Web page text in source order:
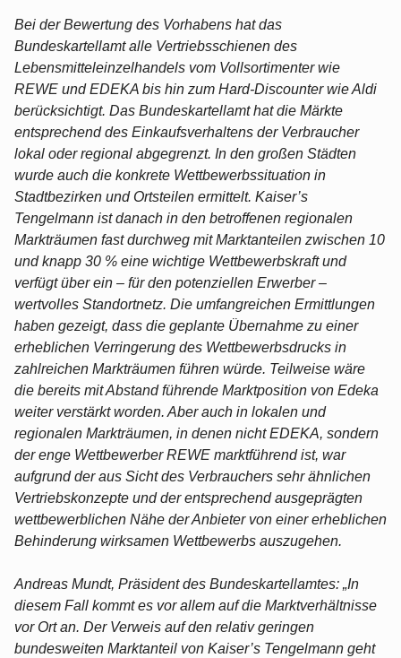
Bei der Bewertung des Vorhabens hat das
Bundeskartellamt alle Vertriebsschienen des
Lebensmitteleinzelhandels vom Vollsortimenter wie
REWE und EDEKA bis hin zum Hard-Discounter wie Aldi
berücksichtigt. Das Bundeskartellamt hat die Märkte
entsprechend des Einkaufsverhaltens der Verbraucher
lokal oder regional abgegrenzt. In den großen Städten
wurde auch die konkrete Wettbewerbssituation in
Stadtbezirken und Ortsteilen ermittelt. Kaiser’s
Tengelmann ist danach in den betroffenen regionalen
Markträumen fast durchweg mit Marktanteilen zwischen 10
und knapp 30 % eine wichtige Wettbewerbskraft und
verfügt über ein – für den potenziellen Erwerber –
wertvolles Standortnetz. Die umfangreichen Ermittlungen
haben gezeigt, dass die geplante Übernahme zu einer
erheblichen Verringerung des Wettbewerbsdrucks in
zahlreichen Markträumen führen würde. Teilweise wäre
die bereits mit Abstand führende Marktposition von Edeka
weiter verstärkt worden. Aber auch in lokalen und
regionalen Markträumen, in denen nicht EDEKA, sondern
der enge Wettbewerber REWE marktführend ist, war
aufgrund der aus Sicht des Verbrauchers sehr ähnlichen
Vertriebskonzepte und der entsprechend ausgeprägten
wettbewerblichen Nähe der Anbieter von einer erheblichen
Behinderung wirksamen Wettbewerbs auszugehen.
Andreas Mundt, Präsident des Bundeskartellamtes: „In
diesem Fall kommt es vor allem auf die Marktverhältnisse
vor Ort an. Der Verweis auf den relativ geringen
bundesweiten Marktanteil von Kaiser’s Tengelmann geht